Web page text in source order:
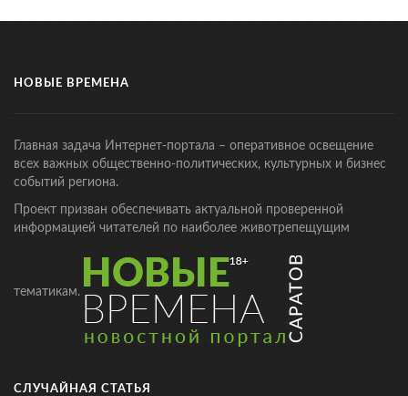
НОВЫЕ ВРЕМЕНА
Главная задача Интернет-портала – оперативное освещение
всех важных общественно-политических, культурных и бизнес
событий региона.
Проект призван обеспечивать актуальной проверенной
информацией читателей по наиболее животрепещущим
тематикам.
СЛУЧАЙНАЯ СТАТЬЯ